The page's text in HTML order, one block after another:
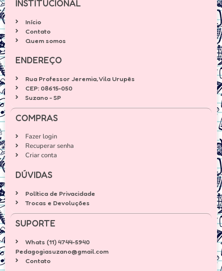
INSTITUCIONAL
Início
Contato
Quem somos
ENDEREÇO
Rua Professor Jeremia, Vila Urupês
CEP: 08615-050
Suzano - SP
COMPRAS
Fazer login
Recuperar senha
Criar conta
DÚVIDAS
Política de Privacidade
Trocas e Devoluções
SUPORTE
Whats (11) 4744-5940
Pedagogiasuzano@gmail.com
Contato